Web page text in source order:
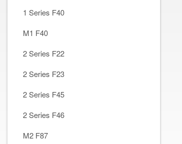
1 Series F40
M1 F40
2 Series F22
2 Series F23
2 Series F45
2 Series F46
M2 F87